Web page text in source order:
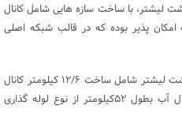
لیشتر، با ساخت سازه هایی شامل کانال
امکان پذیر بوده که در قالب شبکه اصلی
افضلی تصریح کرد: شبکه اصلی آبیاری دشت لیشتر شامل ساخت ۱۲/۶ کیلومتر کانال
روباز با لاینیگ بتنی ، خطوط اصلی انتقال آب بطول ۵۲کیلومتر از نوع لوله گذاری